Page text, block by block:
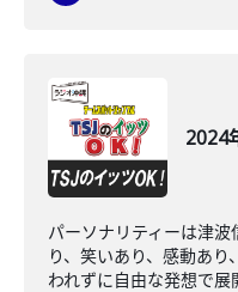
2024
パーソナリティーは津
り、笑いあり、感動あ
われずに自由な発想で展